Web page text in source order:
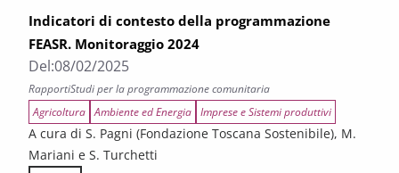
Indicatori di contesto della programmazione
FEASR. Monitoraggio 2024
Del:08/02/2025
RapportiStudi per la programmazione comunitaria
Agricoltura Ambiente ed Energia Imprese e Sistemi produttivi
A cura di S. Pagni (Fondazione Toscana Sostenibile), M.
Mariani e S. Turchetti